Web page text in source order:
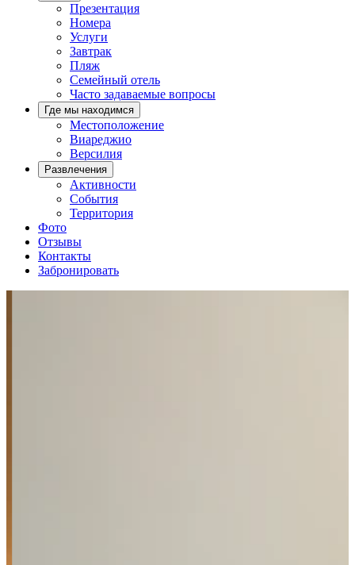
Презентация
Номера
Услуги
Завтрак
Пляж
Семейный отель
Часто задаваемые вопросы
Где мы находимся
Местоположение
Виареджио
Версилия
Развлечения
Активности
События
Территория
Фото
Отзывы
Контакты
Забронировать